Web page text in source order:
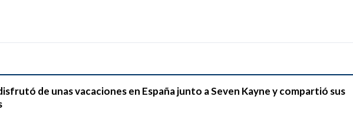
de unas vacaciones en España junto a Seven Kayne y compartió sus